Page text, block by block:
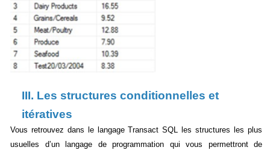
III. Les structures conditionnelles et
itératives
Vous retrouvez dans le langage Transact SQL les structures les plus
usuelles d’un langage de programmation qui vous permettront de